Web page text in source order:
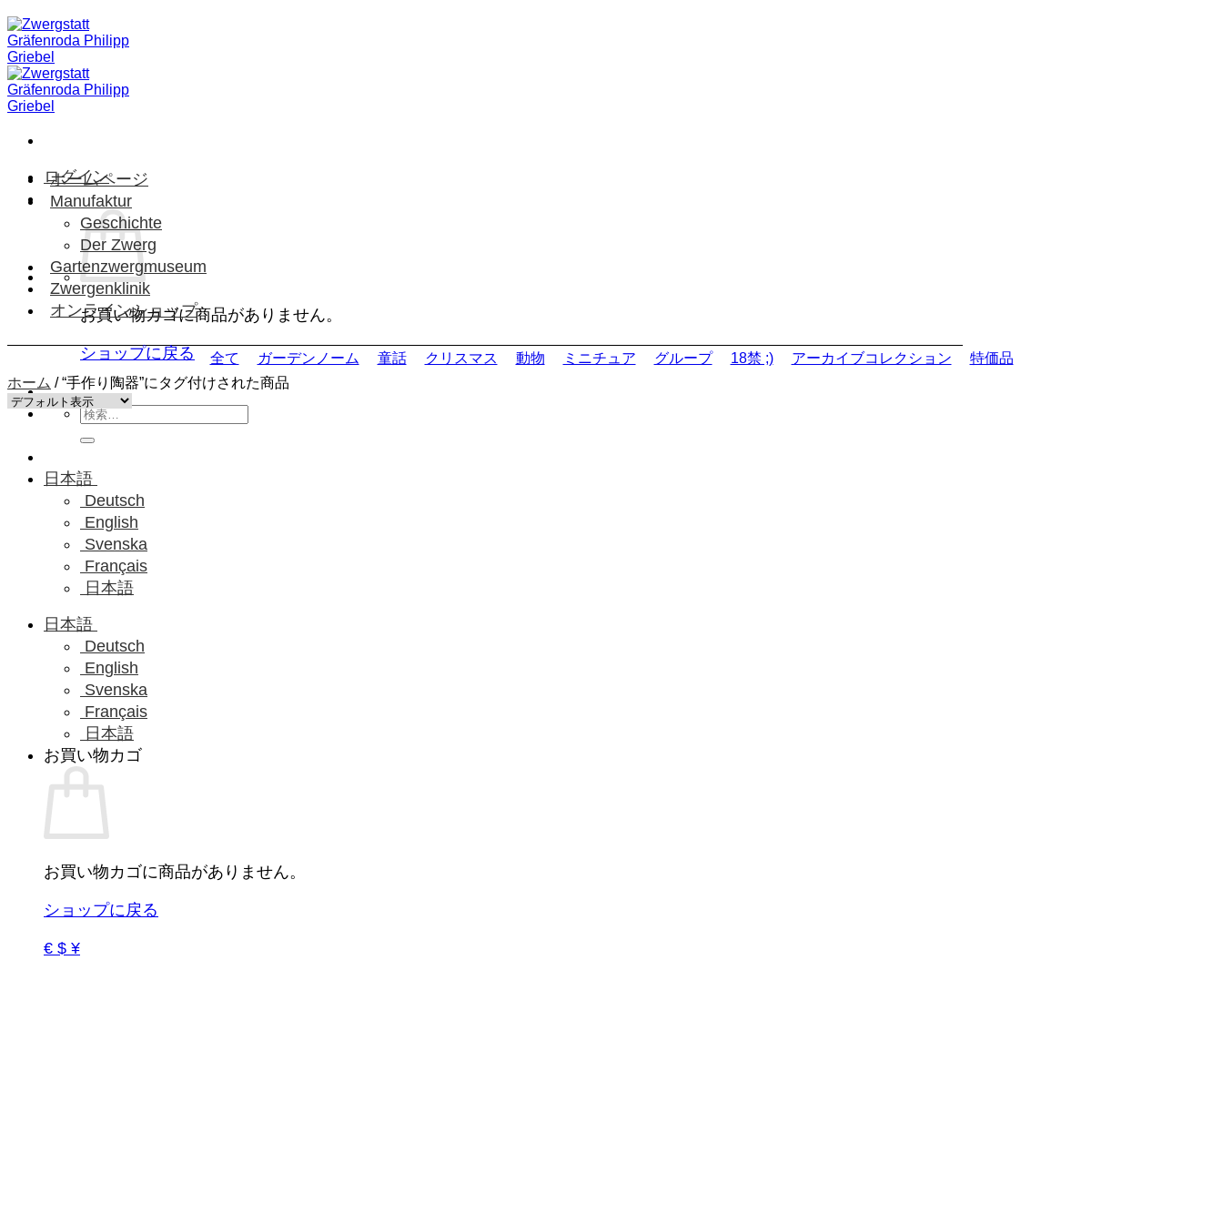
Skip
to
content
ログイン
お買い物カゴに商品がありません。
ショップに戻る
検
索
象:
日本語
Deutsch
English
Svenska
Français
日本語
日本語
Deutsch
English
Svenska
Français
日本語
お買い物カゴ
お買い物カゴに商品がありません。
ショップに戻る
€ $ ¥
ホームページ
Manufaktur
Geschichte
Der Zwerg
Gartenzwergmuseum
Zwergenklinik
オンラインショップ
全て ガーデンノーム 童話 クリスマス 動物 ミニチュア グループ 18禁 ;) アーカイブコレクション
特価品
ホーム /“手作り陶器”にタグ付けされた商品